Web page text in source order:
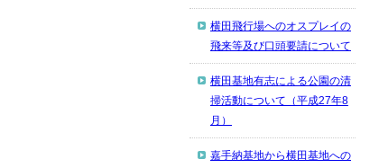
横田飛行場へのオスプレイの
飛来等及び口頭要請について
横田基地有志による公園の清
掃活動について（平成27年8
月）
嘉手納基地から横田基地への